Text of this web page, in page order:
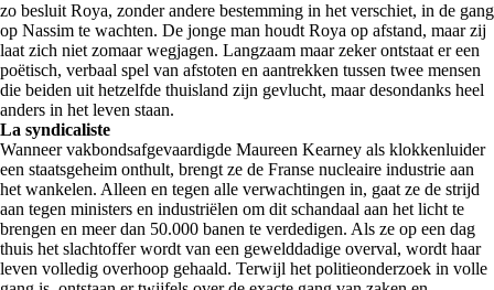
zo besluit Roya, zonder andere bestemming in het verschiet, in de gang
op Nassim te wachten. De jonge man houdt Roya op afstand, maar zij
laat zich niet zomaar wegjagen. Langzaam maar zeker ontstaat er een
poëtisch, verbaal spel van afstoten en aantrekken tussen twee mensen
die beiden uit hetzelfde thuisland zijn gevlucht, maar desondanks heel
anders in het leven staan.
La syndicaliste
Wanneer vakbondsafgevaardigde Maureen Kearney als klokkenluider
een staatsgeheim onthult, brengt ze de Franse nucleaire industrie aan
het wankelen. Alleen en tegen alle verwachtingen in, gaat ze de strijd
aan tegen ministers en industriëlen om dit schandaal aan het licht te
brengen en meer dan 50.000 banen te verdedigen. Als ze op een dag
thuis het slachtoffer wordt van een gewelddadige overval, wordt haar
leven volledig overhoop gehaald. Terwijl het politieonderzoek in volle